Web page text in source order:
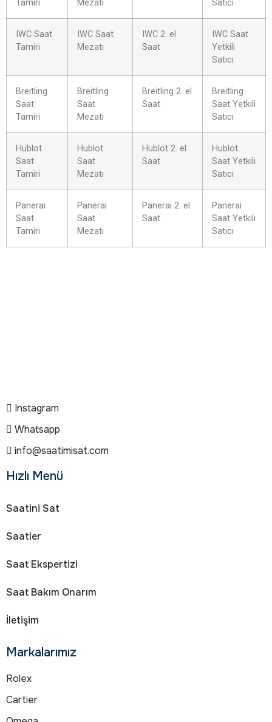
Tamiri
Mezatı
Satıcı
IWC Saat
Tamiri
IWC Saat
Mezatı
IWC 2. el
Saat
IWC Saat
Yetkili
Satıcı
Breitling
Saat
Tamiri
Breitling
Saat
Mezatı
Breitling 2. el
Saat
Breitling
Saat Yetkili
Satıcı
Hublot
Saat
Tamiri
Hublot
Saat
Mezatı
Hublot 2. el
Saat
Hublot
Saat Yetkili
Satıcı
Panerai
Saat
Tamiri
Panerai
Saat
Mezatı
Panerai 2. el
Saat
Panerai
Saat Yetkili
Satıcı
Instagram
Whatsapp
info@saatimisat.com
Hızlı Menü
Saatini Sat
Saatler
Saat Ekspertizi
Saat Bakım Onarım
İletişim
Markalarımız
Rolex
Cartier